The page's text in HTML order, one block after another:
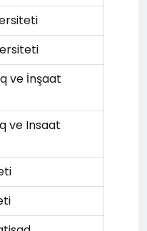
ve İnşaat
ve Insaat